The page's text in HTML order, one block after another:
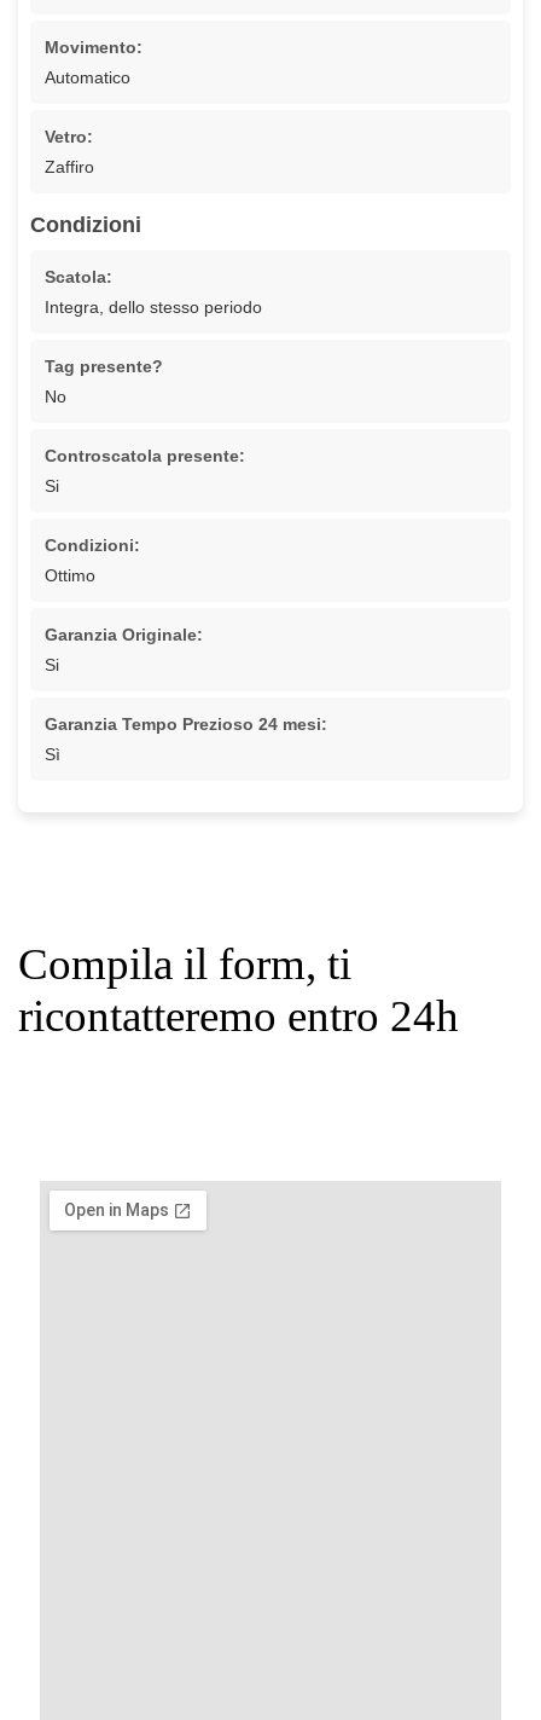
Movimento:
Automatico
Vetro:
Zaffiro
Condizioni
Scatola:
Integra, dello stesso periodo
Tag presente?
No
Controscatola presente:
Si
Condizioni:
Ottimo
Garanzia Originale:
Si
Garanzia Tempo Prezioso 24 mesi:
Sì
Compila il form, ti
ricontatteremo entro 24h